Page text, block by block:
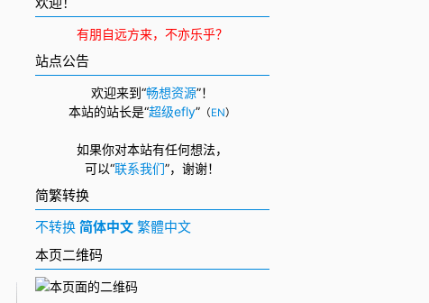
有朋自远方来，不亦乐乎？
站点公告
欢迎来到“畅想资源”！
本站的站长是“超级efly” （EN）
如果你对本站有任何想法，
可以“联系我们”， 谢谢！
简繁转换
不转换 简体中文 繁體中文
本页二维码